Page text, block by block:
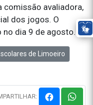
comissão avaliadora,
dos jogos. O
dia 9 de agosto.
de Limoeiro